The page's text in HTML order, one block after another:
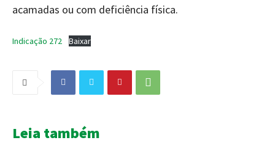
acamadas ou com deficiência física.
Indicação 272 Baixar
Leia também